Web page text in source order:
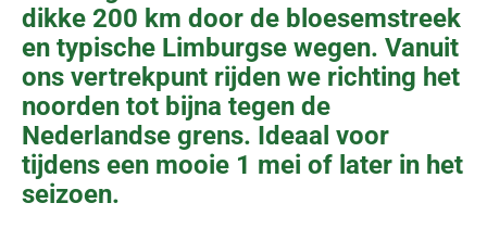
dikke 200 km door de bloesemstreek
en typische Limburgse wegen. Vanuit
ons vertrekpunt rijden we richting het
noorden tot bijna tegen de
Nederlandse grens. Ideaal voor
tijdens een mooie 1 mei of later in het
seizoen.